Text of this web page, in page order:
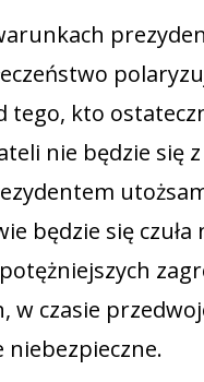
tego, kto
nie będzie się z
będzie się czuła
w czasie
niebezpieczne.